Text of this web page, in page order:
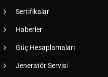
Sertifikalar
Haberler
Güç Hesaplamaları
Jeneratör Servisi